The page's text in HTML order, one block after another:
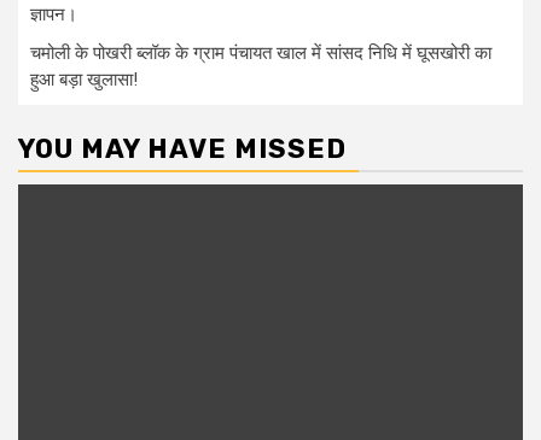
ज्ञापन।
चमोली के पोखरी ब्लॉक के ग्राम पंचायत खाल में सांसद निधि में घूसखोरी का
हुआ बड़ा खुलासा!
YOU MAY HAVE MISSED